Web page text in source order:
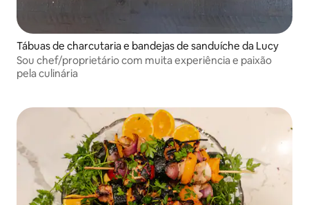
Tábuas de charcutaria e bandejas de sanduíche da Lucy
Sou chef/proprietário com muita experiência e paixão
pela culinária